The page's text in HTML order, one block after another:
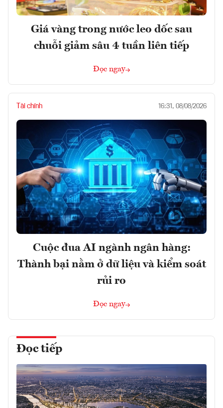
Giá vàng trong nước leo dốc sau
chuỗi giảm sâu 4 tuần liên tiếp
Đọc ngay
Tài chính 16:31, 08/08/2026
Cuộc đua AI ngành ngân hàng:
Thành bại nằm ở dữ liệu và kiểm soát
rủi ro
Đọc ngay
Đọc tiếp